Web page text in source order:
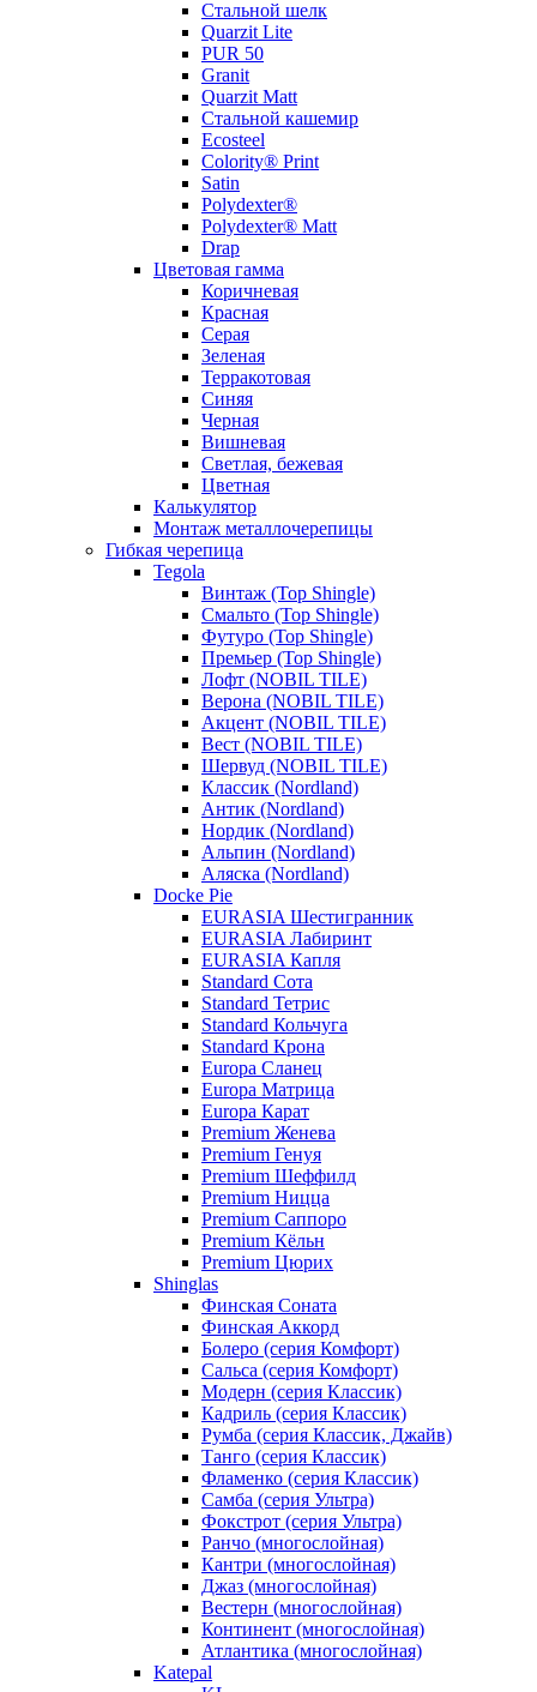
Стальной шелк
Quarzit Lite
PUR 50
Granit
Quarzit Matt
Стальной кашемир
Ecosteel
Colority® Print
Satin
Polydexter®
Polydexter® Matt
Drap
Цветовая гамма
Коричневая
Красная
Серая
Зеленая
Терракотовая
Синяя
Черная
Вишневая
Светлая, бежевая
Цветная
Калькулятор
Монтаж металлочерепицы
Гибкая черепица
Tegola
Винтаж (Top Shingle)
Смальто (Top Shingle)
Футуро (Top Shingle)
Премьер (Top Shingle)
Лофт (NOBIL TILE)
Верона (NOBIL TILE)
Акцент (NOBIL TILE)
Вест (NOBIL TILE)
Шервуд (NOBIL TILE)
Классик (Nordland)
Антик (Nordland)
Нордик (Nordland)
Альпин (Nordland)
Аляска (Nordland)
Docke Pie
EURASIA Шестигранник
EURASIA Лабиринт
EURASIA Капля
Standard Сота
Standard Тетрис
Standard Кольчуга
Standard Крона
Europa Сланец
Europa Матрица
Europa Карат
Premium Женева
Premium Генуя
Premium Шеффилд
Premium Ницца
Premium Саппоро
Premium Кёльн
Premium Цюрих
Shinglas
Финская Соната
Финская Аккорд
Болеро (серия Комфорт)
Сальса (серия Комфорт)
Модерн (серия Классик)
Кадриль (серия Классик)
Румба (серия Классик, Джайв)
Танго (серия Классик)
Фламенко (серия Классик)
Самба (серия Ультра)
Фокстрот (серия Ультра)
Ранчо (многослойная)
Кантри (многослойная)
Джаз (многослойная)
Вестерн (многослойная)
Континент (многослойная)
Атлантика (многослойная)
Katepal